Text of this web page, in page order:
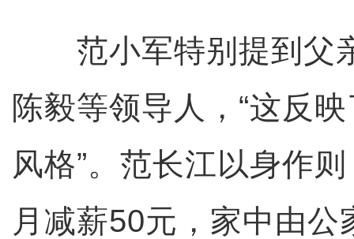
范小军特别提到父
陈毅等领导人，“这反
风格”。范长江以身作
月减薪50元，家中由